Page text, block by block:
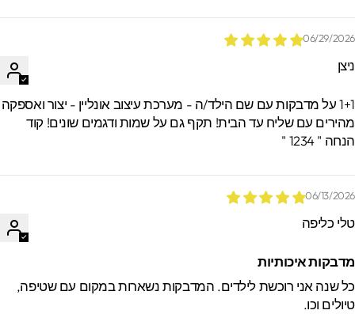
06/29/
1+1 על מדבקות עם שם הילד/ה - מערכת עיצוב אונליין - יצור ואספקה
עם שליח עד הבית! תקף גם על שמות ודגמים שונים! קוד
" 1234 "
06/13/
כליפה
איכותיות
שנה אני רוכשת לילדים. המדבקות נשארות במקום עם שטיפה,
וכו.